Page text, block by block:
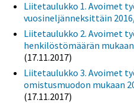
Liitetaulukko 1. Avoimet
vuosineljänneksittäin
Liitetaulukko 2. Avoimet
henkilöstömäärän
(17.11.2017)
Liitetaulukko 3. Avoimet
omistusmuodon mukaan
(17.11.2017)